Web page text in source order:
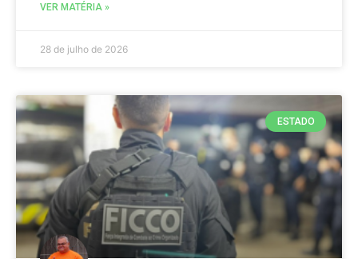
VER MATÉRIA »
28 de julho de 2026
ESTADO